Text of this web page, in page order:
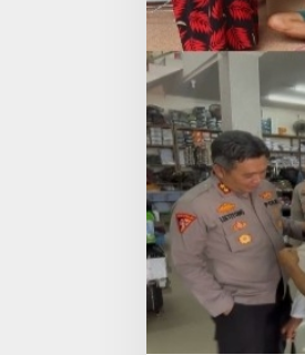
k
e
4
2
,
B
e
r
b
a
g
i
B
e
r
k